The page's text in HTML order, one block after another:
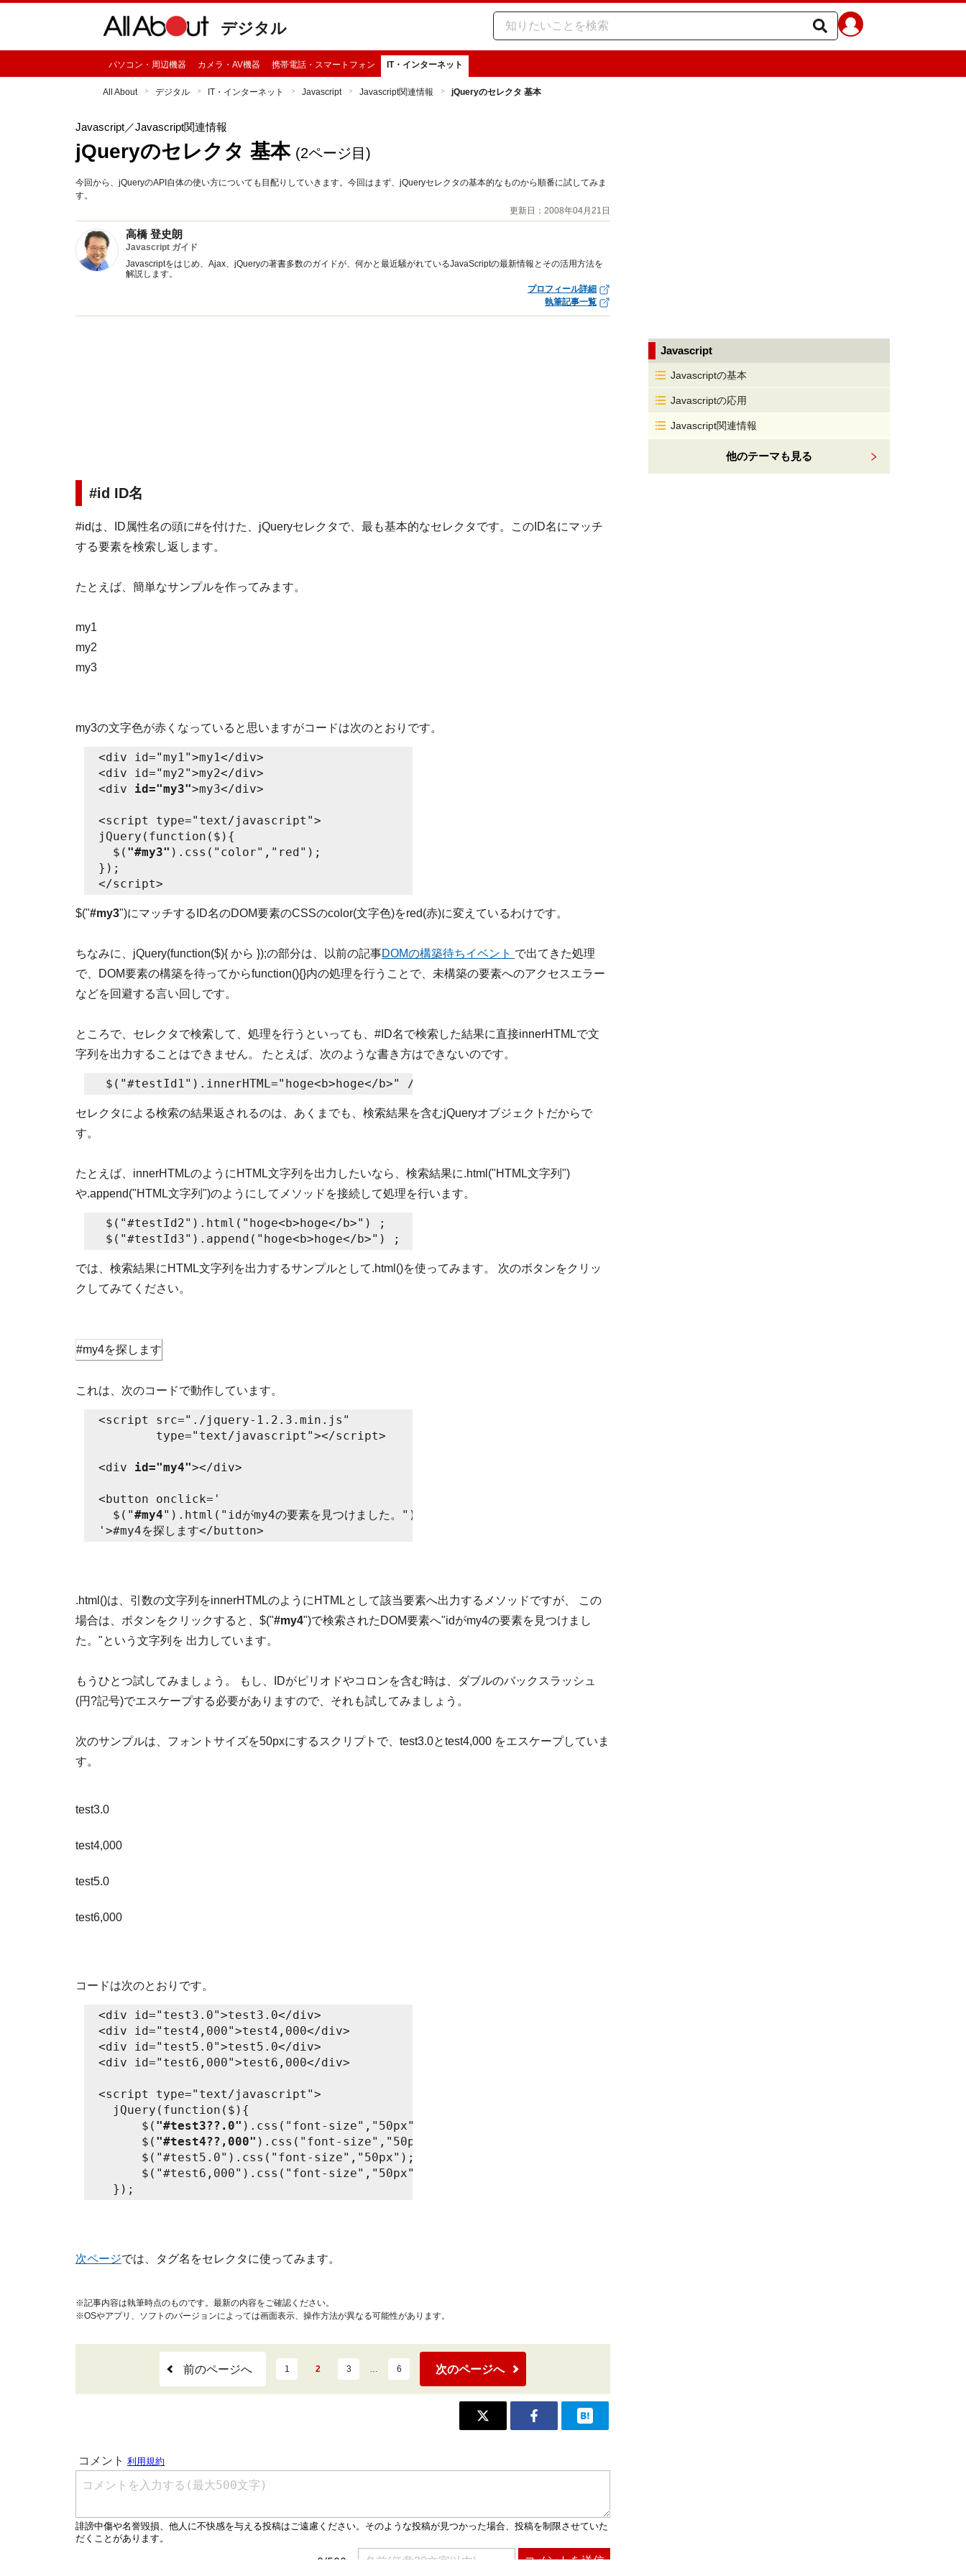
デジタル
パソコン・周辺機器 カメラ・AV機器 携帯電話・スマートフォン IT・インターネット
All About デジタル IT・インターネット Javascript Javascript関連情報 jQueryのセレクタ 基本
Javascript／Javascript関連情報
jQueryのセレクタ 基本 (2ページ目)
今回から、jQueryのAPI自体の使い方についても目配りしていきます。今回はまず、jQueryセレクタの基本的なものから順番に試してみま
す。
更新日：2008年04月21日
高橋 登史朗
Javascript ガイド
Javascriptをはじめ、Ajax、jQueryの著書多数のガイドが、何かと最近騒がれているJavaScriptの最新情報とその活用方法を
解説します。
プロフィール詳細
執筆記事一覧
#id ID名
#idは、ID属性名の頭に#を付けた、jQueryセレクタで、最も基本的なセレクタです。このID名にマッチ
する要素を検索し返します。
たとえば、簡単なサンプルを作ってみます。
my1
my2
my3
my3の文字色が赤くなっていると思いますがコードは次のとおりです。
<div id="my1">my1</div>
<div id="my2">my2</div>
<div id="my3">my3</div>
<script type="text/javascript">
jQuery(function($){
  $(
"#my3" ).css("color","red");
});
$("#my3")にマッチするID名のDOM要素のCSSのcolor(文字色)をred(赤)に変えているわけです。
ちなみに、jQuery(function($){ から });の部分は、以前の記事DOMの構築待ちイベント で出てきた処理
で、DOM要素の構築を待ってからfunction(){}内の処理を行うことで、未構築の要素へのアクセスエラー
などを回避する言い回しです。
ところで、セレクタで検索して、処理を行うといっても、#ID名で検索した結果に直接innerHTMLで文
字列を出力することはできません。 たとえば、次のような書き方はできないのです。
セレクタによる検索の結果返されるのは、あくまでも、検索結果を含むjQueryオブジェクトだからで
す。
たとえば、innerHTMLのようにHTML文字列を出力したいなら、検索結果に.html("HTML文字列")
や.append("HTML文字列")のようにしてメソッドを接続して処理を行います。
$("#testId2").html("hoge<b>hoge</b>") ;
では、検索結果にHTML文字列を出力するサンプルとして.html()を使ってみます。 次のボタンをクリッ
クしてみてください。
#my4を探します
これは、次のコードで動作しています。
<script src="./jquery-1.2.3.min.js"
        type="text/javascript"></script>
<div id="my4"></div>
<button onclick='
  $("
#my4").html("idがmy4の要素を見つけました。");
.html()は、引数の文字列をinnerHTMLのようにHTMLとして該当要素へ出力するメソッドですが、 この
場合は、ボタンをクリックすると、$("#my4")で検索されたDOM要素へ"idがmy4の要素を見つけまし
た。"という文字列を 出力しています。
もうひとつ試してみましょう。 もし、IDがピリオドやコロンを含む時は、ダブルのバックスラッシュ
(円?記号)でエスケープする必要がありますので、それも試してみましょう。
次のサンプルは、フォントサイズを50pxにするスクリプトで、test3.0とtest4,000 をエスケープしていま
す。
test3.0
test4,000
test5.0
test6,000
コードは次のとおりです。
<div id="test3.0">test3.0</div>
<div id="test4,000">test4,000</div>
<div id="test5.0">test5.0</div>
<div id="test6,000">test6,000</div>
<script type="text/javascript">
  jQuery(function($){
      $(
"#test3??.0" ).css("font-size","50px");
      $(
"#test4??,000" ).css("font-size","50px");
      $("#test5.0").css("font-size","50px");
      $("#test6,000").css("font-size","50px");
次ページでは、タグ名をセレクタに使ってみます。
※記事内容は執筆時点のものです。最新の内容をご確認ください。
※OSやアプリ、ソフトのバージョンによっては画面表示、操作方法が異なる可能性があります。
前のページへ 1 2 3 … 6 次のページへ
Javascript
Javascriptの基本
Javascriptの応用
Javascript関連情報
他のテーマも見る